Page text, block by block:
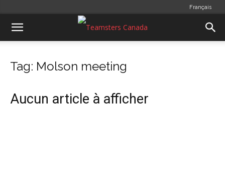
Français
Tag: Molson meeting
Aucun article à afficher